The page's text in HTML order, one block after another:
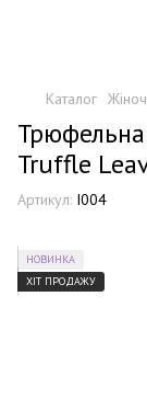
Каталог
Truffle
Артикул: I004
НОВИНКА
ХІТ ПРОДАЖУ